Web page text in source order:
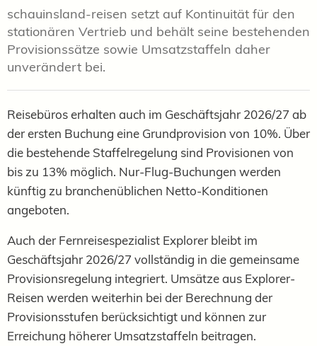
schauinsland-reisen setzt auf Kontinuität für den
stationären Vertrieb und behält seine bestehenden
Provisionssätze sowie Umsatzstaffeln daher
unverändert bei.
Reisebüros erhalten auch im Geschäftsjahr 2026/27 ab
der ersten Buchung eine Grundprovision von 10%. Über
die bestehende Staffelregelung sind Provisionen von
bis zu 13% möglich. Nur-Flug-Buchungen werden
künftig zu branchenüblichen Netto-Konditionen
angeboten.
Auch der Fernreisespezialist Explorer bleibt im
Geschäftsjahr 2026/27 vollständig in die gemeinsame
Provisionsregelung integriert. Umsätze aus Explorer-
Reisen werden weiterhin bei der Berechnung der
Provisionsstufen berücksichtigt und können zur
Erreichung höherer Umsatzstaffeln beitragen.